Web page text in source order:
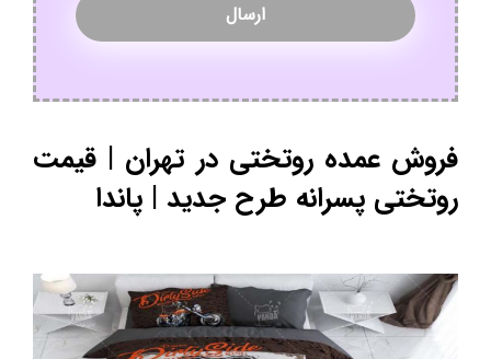
فروش عمده روتختی در تهران | قیمت
روتختی پسرانه طرح جدید | پاندا